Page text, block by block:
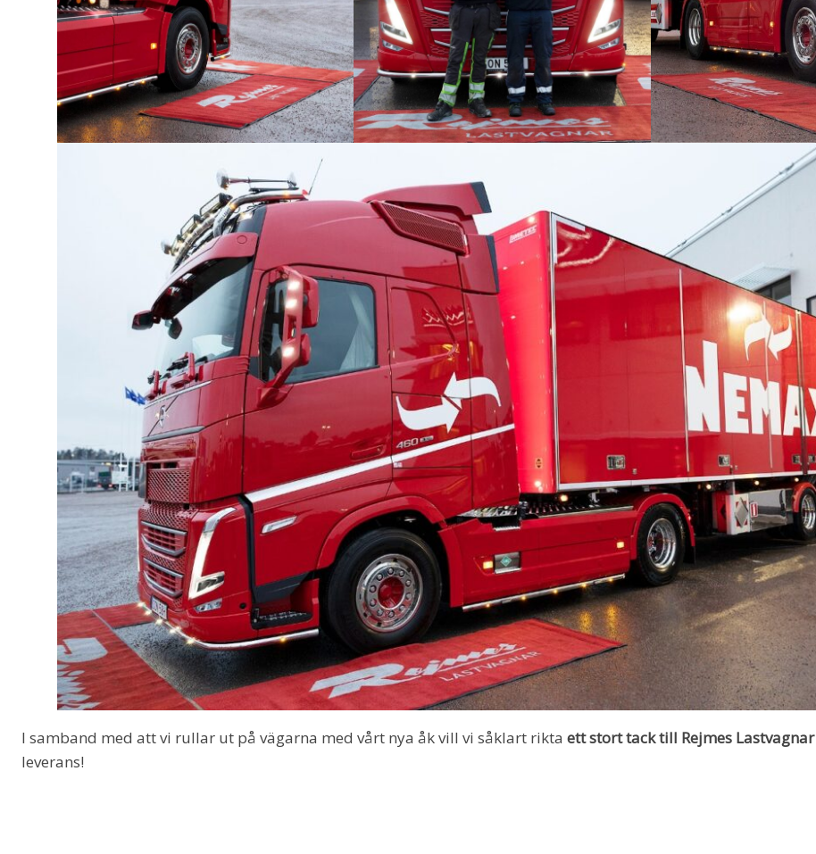
I samband med att vi rullar ut på vägarna med vårt nya åk vill vi såklart rikta ett stort tack till Rejmes Lastvagnar
leverans!